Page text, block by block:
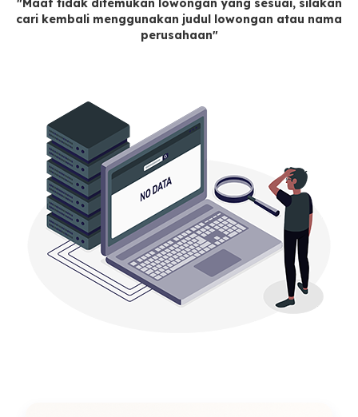
"Maaf tidak ditemukan lowongan yang sesuai, silakan
cari kembali menggunakan judul lowongan atau nama
perusahaan"